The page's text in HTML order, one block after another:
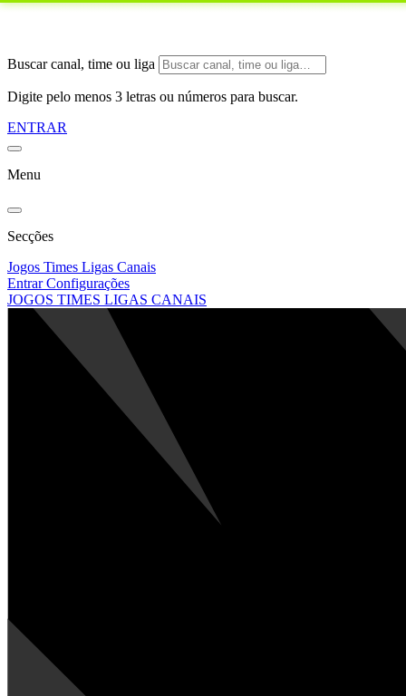
Buscar canal, time ou liga
Digite pelo menos 3 letras ou números para buscar.
ENTRAR
Menu
Secções
Jogos Times Ligas Canais
EntrarConfigurações
JOGOS TIMES LIGAS CANAIS